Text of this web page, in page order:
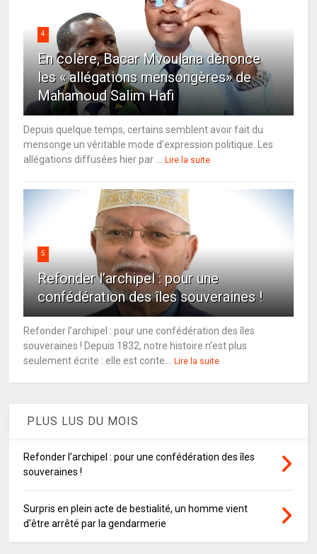
4
En colère, Bacar Mvoulana dénonce
les « allégations mensongères» de
Mahamoud Salim Hafi
Depuis quelque temps, certains semblent avoir fait du
mensonge un véritable mode d’expression politique. Les
allégations diffusées hier par ...
Lire la suite
5
Refonder l’archipel : pour une
confédération des îles souveraines !
Refonder l’archipel : pour une confédération des îles
souveraines ! Depuis 1832, notre histoire n’est plus
seulement écrite : elle est conte...
Lire la suite
PLUS LUS DU MOIS
Refonder l’archipel : pour une confédération des îles
souveraines !
Surpris en plein acte de bestialité, un homme vient
d'être arrêté par la gendarmerie